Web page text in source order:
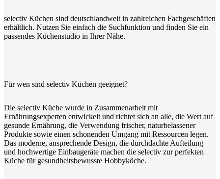
selectiv Küchen sind deutschlandweit in zahlreichen Fachgeschäften
erhältlich. Nutzen Sie einfach die Suchfunktion und finden Sie ein
passendes Küchenstudio in Ihrer Nähe.
Für wen sind selectiv Küchen geeignet?
Die selectiv Küche wurde in Zusammenarbeit mit
Ernährungsexperten entwickelt und richtet sich an alle, die Wert auf
gesunde Ernährung, die Verwendung frischer, naturbelassener
Produkte sowie einen schonenden Umgang mit Ressourcen legen.
Das moderne, ansprechende Design, die durchdachte Aufteilung
und hochwertige Einbaugeräte machen die selectiv zur perfekten
Küche für gesundheitsbewusste Hobbyköche.